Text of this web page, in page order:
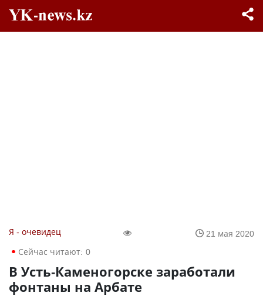
Я - очевидец
21 мая 2020
Сейчас читают: 0
В Усть-Каменогорске заработали
фонтаны на Арбате